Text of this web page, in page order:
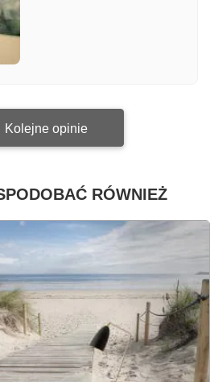
Kolejne opinie
RÓWNIEŻ